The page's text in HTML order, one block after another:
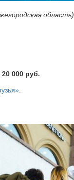
000 руб.